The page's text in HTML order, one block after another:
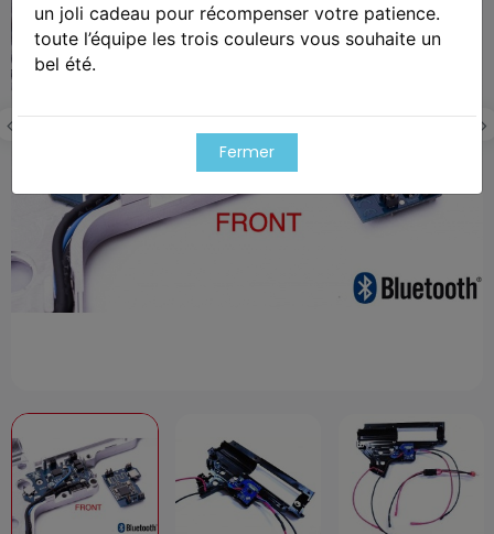
un joli cadeau pour récompenser votre patience.
toute l’équipe les trois couleurs vous souhaite un
bel été.
Fermer